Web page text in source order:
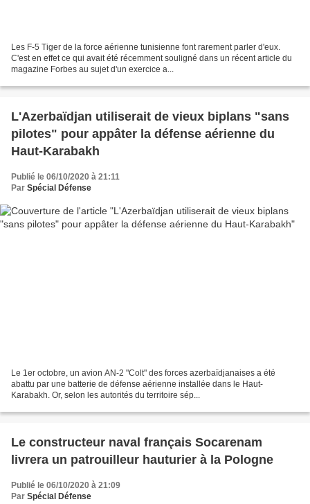
Les F-5 Tiger de la force aérienne tunisienne font rarement parler d'eux.
C'est en effet ce qui avait été récemment souligné dans un récent article du
magazine Forbes au sujet d'un exercice a...
L'Azerbaïdjan utiliserait de vieux biplans "sans
pilotes" pour appâter la défense aérienne du
Haut-Karabakh
Publié le 06/10/2020 à 21:11
Par Spécial Défense
Le 1er octobre, un avion AN-2 "Colt" des forces azerbaïdjanaises a été
abattu par une batterie de défense aérienne installée dans le Haut-
Karabakh. Or, selon les autorités du territoire sép...
Le constructeur naval français Socarenam
livrera un patrouilleur hauturier à la Pologne
Publié le 06/10/2020 à 21:09
Par Spécial Défense